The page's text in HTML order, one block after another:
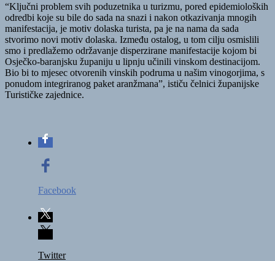
“Ključni problem svih poduzetnika u turizmu, pored epidemioloških
odredbi koje su bile do sada na snazi i nakon otkazivanja mnogih
manifestacija, je motiv dolaska turista, pa je na nama da sada
stvorimo novi motiv dolaska. Između ostalog, u tom cilju osmislili
smo i predlažemo održavanje disperzirane manifestacije kojom bi
Osječko-baranjsku županiju u lipnju učinili vinskom destinacijom.
Bio bi to mjesec otvorenih vinskih podruma u našim vinogorjima, s
ponudom integriranog paket aranžmana”, ističu čelnici županijske
Turističke zajednice.
Facebook
Twitter